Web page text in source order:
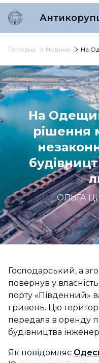
Головна Новини
На
рішення
ОЛЬГА
Господарський, а
повернув у
порту «Південний»
гривень. Цю
передала в оренду
будівництва
Як повідомляє